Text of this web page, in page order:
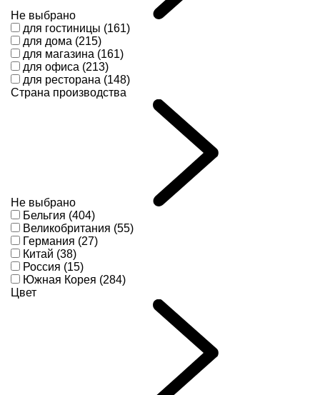
Не выбрано
для гостиницы (161)
для дома (215)
для магазина (161)
для офиса (213)
для ресторана (148)
Страна производства
Не выбрано
Бельгия (404)
Великобритания (55)
Германия (27)
Китай (38)
Россия (15)
Южная Корея (284)
Цвет